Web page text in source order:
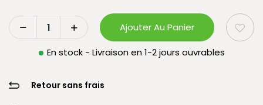
Ajouter Au Panier
En stock - Livraison en 1-2 jours ouvrables
Retour sans frais